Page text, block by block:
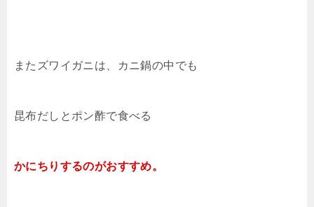
またズワイガニは、カニ鍋の中でも
昆布だしとポン酢で食べる
かにちりするのがおすすめ。